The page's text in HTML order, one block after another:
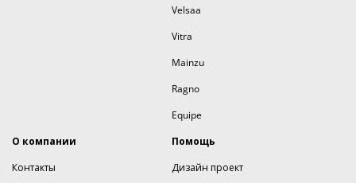
Velsaa
Vitra
Mainzu
Ragno
Equipe
О компании
Контакты
Помощь
Дизайн проект